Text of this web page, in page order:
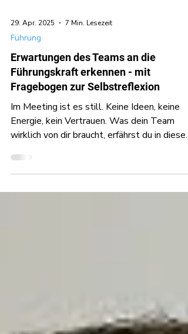
29. Apr. 2025 7 Min. Lesezeit
Führung
Erwartungen des Teams an die
Führungskraft erkennen - mit
Fragebogen zur Selbstreflexion
Im Meeting ist es still. Keine Ideen, keine
Energie, kein Vertrauen. Was dein Team